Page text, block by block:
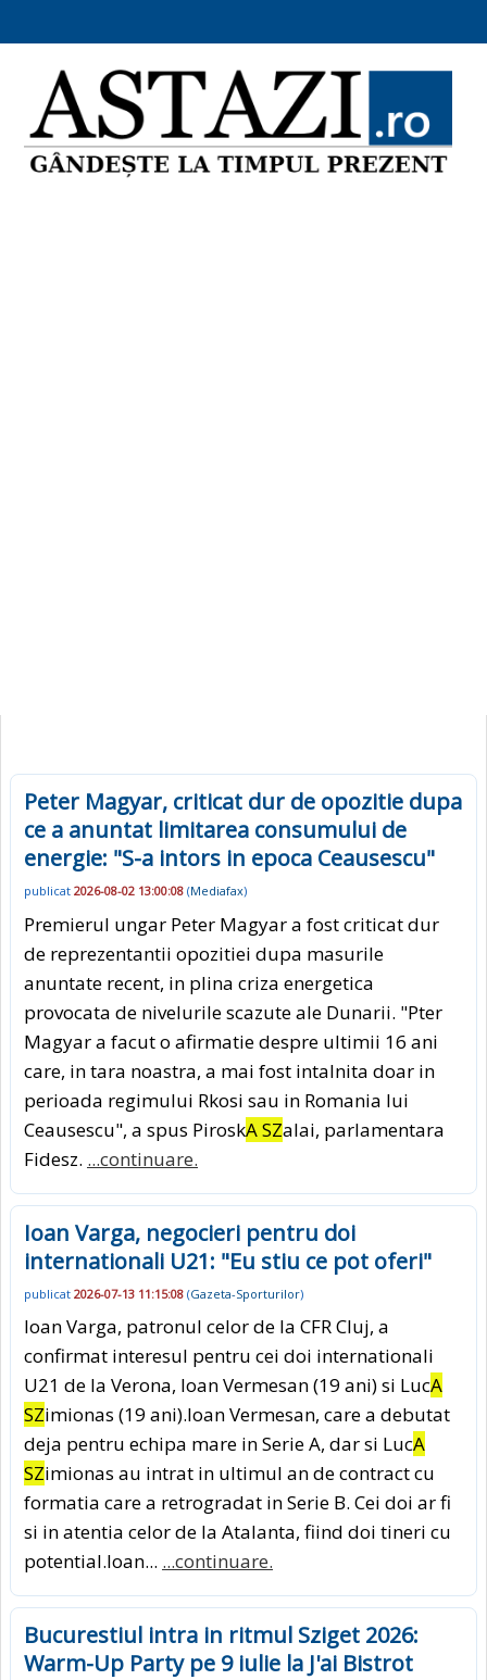
Peter Magyar, criticat dur de opozitie dupa
ce a anuntat limitarea consumului de
energie: "S-a intors in epoca Ceausescu"
publicat 2026-08-02 13:00:08 (Mediafax)
Premierul ungar Peter Magyar a fost criticat dur
de reprezentantii opozitiei dupa masurile
anuntate recent, in plina criza energetica
provocata de nivelurile scazute ale Dunarii. "Pter
Magyar a facut o afirmatie despre ultimii 16 ani
care, in tara noastra, a mai fost intalnita doar in
perioada regimului Rkosi sau in Romania lui
Ceausescu", a spus PiroskA SZalai, parlamentara
Fidesz. ...continuare.
Ioan Varga, negocieri pentru doi
internationali U21: "Eu stiu ce pot oferi"
publicat 2026-07-13 11:15:08 (Gazeta-Sporturilor)
Ioan Varga, patronul celor de la CFR Cluj, a
confirmat interesul pentru cei doi internationali
U21 de la Verona, Ioan Vermesan (19 ani) si LucA
SZimionas (19 ani).Ioan Vermesan, care a debutat
deja pentru echipa mare in Serie A, dar si LucA
SZimionas au intrat in ultimul an de contract cu
formatia care a retrogradat in Serie B. Cei doi ar fi
si in atentia celor de la Atalanta, fiind doi tineri cu
potential.Ioan... ...continuare.
Bucurestiul intra in ritmul Sziget 2026:
Warm-Up Party pe 9 iulie la J'ai Bistrot